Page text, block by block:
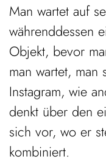
Man wartet auf
währenddessen
Objekt, bevor
man wartet,
Instagram, wie
denkt über den
sich vor, wo er
kombiniert.